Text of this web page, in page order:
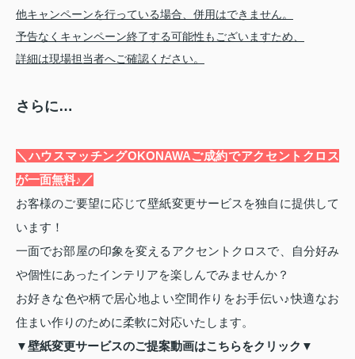
他キャンペーンを行っている場合、併用はできません。
予告なくキャンペーン終了する可能性もございますため、
詳細は現場担当者へご確認ください。
さらに…
＼ハウスマッチングOKONAWAご成約でアクセントクロス
が一面無料♪／
お客様のご要望に応じて壁紙変更サービスを独自に提供して
います！
一面でお部屋の印象を変えるアクセントクロスで、自分好み
や個性にあったインテリアを楽しんでみませんか？
お好きな色や柄で居心地よい空間作りをお手伝い♪快適なお
住まい作りのために柔軟に対応いたします。
▼壁紙変更サービスのご提案動画はこちらをクリック▼